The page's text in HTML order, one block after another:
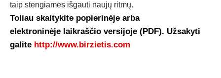
taip stengiamės išgauti naujų ritmų.
Toliau skaitykite popierinėje arba
elektroninėje laikraščio versijoje (PDF). Užsakyti
galite http://www.birzietis.com